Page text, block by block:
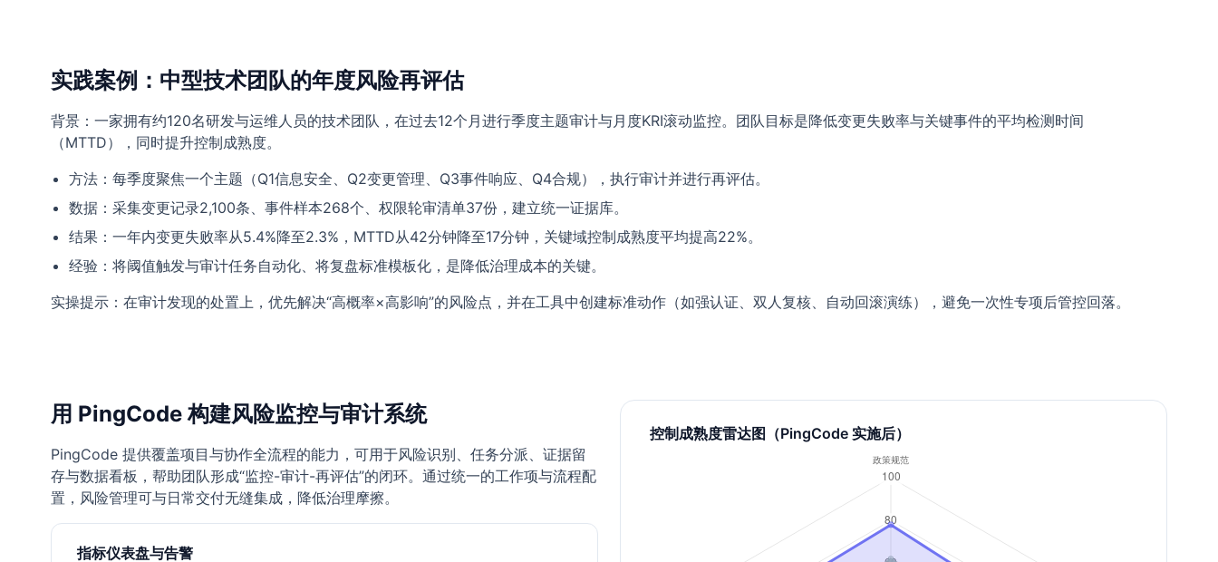
实践案例：中型技术团队的年度风险再评估
背景：一家拥有约120名研发与运维人员的技术团队，在过去12个月进行季度主题审计与月度KRI滚动监控。团队目标是降低变更失败率与关键事件的平均检测时间
（MTTD），同时提升控制成熟度。
方法：每季度聚焦一个主题（Q1信息安全、Q2变更管理、Q3事件响应、Q4合规），执行审计并进行再评估。
数据：采集变更记录2,100条、事件样本268个、权限轮审清单37份，建立统一证据库。
结果：一年内变更失败率从5.4%降至2.3%，MTTD从42分钟降至17分钟，关键域控制成熟度平均提高22%。
经验：将阈值触发与审计任务自动化、将复盘标准模板化，是降低治理成本的关键。
实操提示：在审计发现的处置上，优先解决“高概率×高影响”的风险点，并在工具中创建标准动作（如强认证、双人复核、自动回滚演练），避免一次性专项后管控回落。
用 PingCode 构建风险监控与审计系统
PingCode 提供覆盖项目与协作全流程的能力，可用于风险识别、任务分派、证据留
存与数据看板，帮助团队形成“监控-审计-再评估”的闭环。通过统一的工作项与流程配
置，风险管理可与日常交付无缝集成，降低治理摩擦。
指标仪表盘与告警
控制成熟度雷达图（PingCode 实施后）